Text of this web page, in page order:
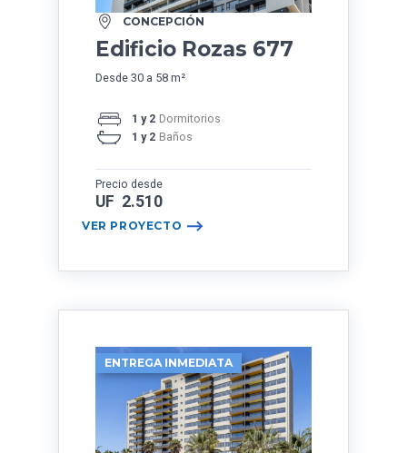
CONCEPCIÓN
Edificio Rozas 677
Desde 30 a 58 m²
1 y 2 Dormitorios
1 y 2 Baños
Precio desde
UF 2.510
VER PROYECTO
ENTREGA INMEDIATA